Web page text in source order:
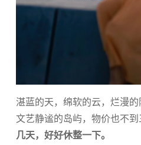
湛蓝的天，绵软的云，烂漫
文艺静谧的岛屿，物价也不到
几天，好好休整一下。